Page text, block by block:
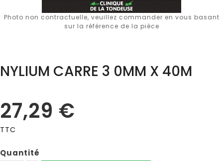
Photo non contractuelle, veuillez commander en vous basant
sur la référence de la pièce
NYLIUM CARRE 3 0MM X 40M
27,29 €
TTC
Quantité